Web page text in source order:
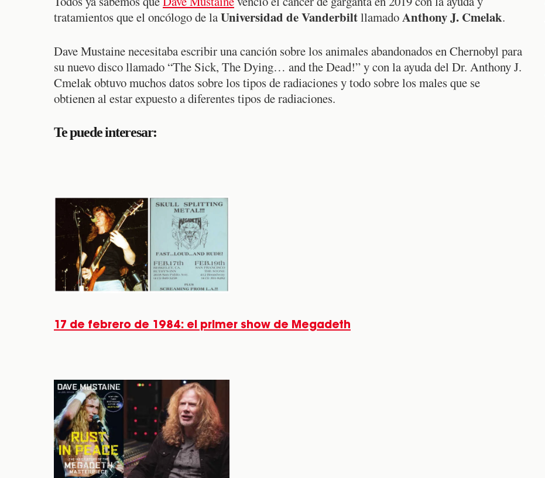
tratamientos que el oncólogo de laUniversidad de VanderbiltllamadoAnthony J. Cmelak.
Dave Mustaine necesitaba escribir una canción sobre los animales abandonados en Chernobyl para
su nuevo disco llamado “The Sick, The Dying… and the Dead!” y con la ayuda del Dr. Anthony J.
Cmelak obtuvo muchos datos sobre los tipos de radiaciones y todo sobre los males que se
obtienen al estar expuesto a diferentes tipos de radiaciones.
Te puede interesar:
17 de febrero de 1984: el primer show de Megadeth